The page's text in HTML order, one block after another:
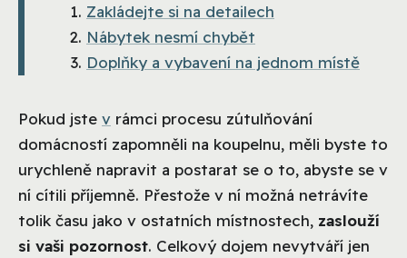
Zakládejte si na detailech
Nábytek nesmí chybět
Doplňky a vybavení na jednom místě
Pokud jste v rámci procesu zútulňování
domácností zapomněli na koupelnu, měli byste to
urychleně napravit a postarat se o to, abyste se v
ní cítili příjemně. Přestože v ní možná netrávíte
tolik času jako v ostatních místnostech, zaslouží
si vaši pozornost. Celkový dojem nevytváří jen